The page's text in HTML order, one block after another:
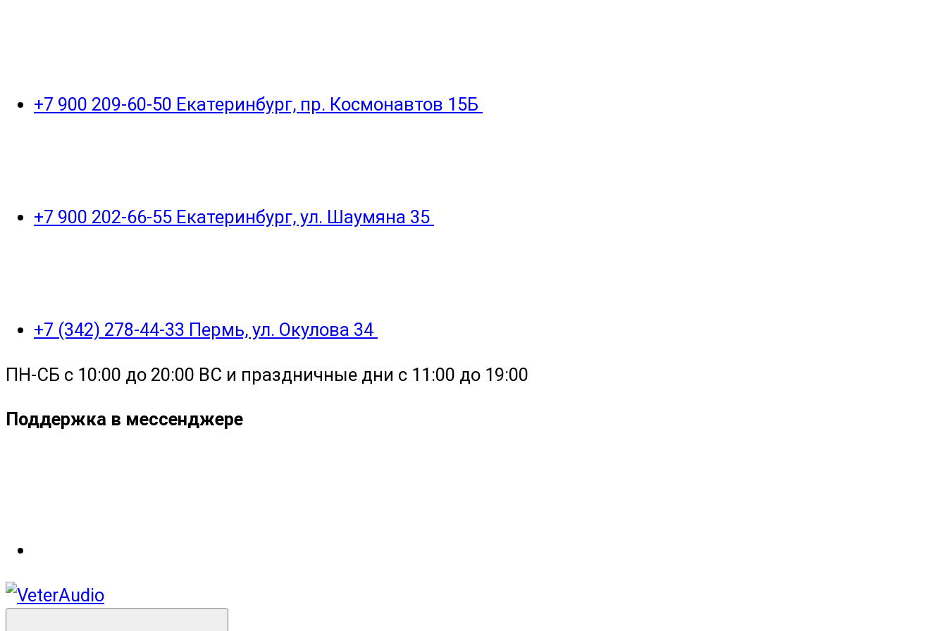
+7 900 209-60-50 Екатеринбург, пр. Космонавтов 15Б
+7 900 202-66-55 Екатеринбург, ул. Шаумяна 35
+7 (342) 278-44-33 Пермь, ул. Окулова 34
ПН-СБ с 10:00 до 20:00 ВС и праздничные дни с 11:00 до 19:00
Поддержка в мессенджере